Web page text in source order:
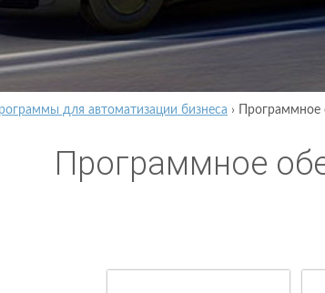
для автоматизации бизнеса › Программное
Программное